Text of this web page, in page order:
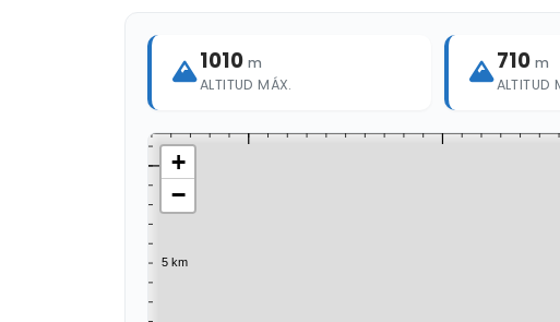
1010 m
ALTITUD MÁX.
710 m
ALTITUD
+
−